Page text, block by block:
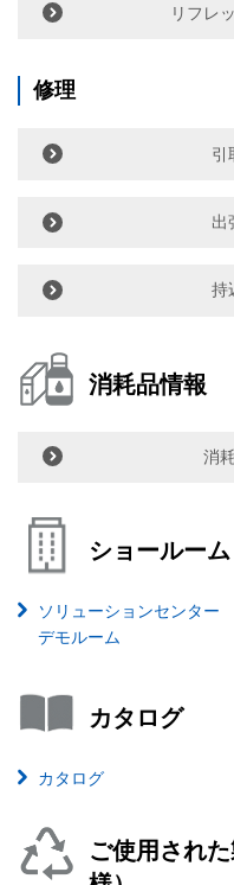
リフレ
修理
引
出
持
消耗品情報
消
ショールーム
ソリューションセンター
デモルーム
カタログ
カタログ
ご使用され